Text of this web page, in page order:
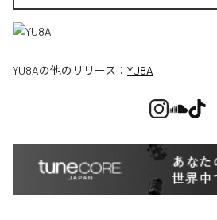
YU8Aの他のリリース： YU8A